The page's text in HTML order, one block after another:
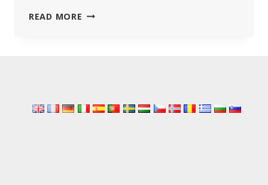
READ MORE REGISTRIRAJTE
FILM
V